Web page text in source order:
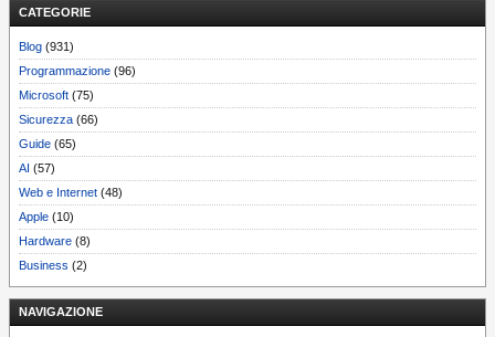
CATEGORIE
Blog (931)
Programmazione (96)
Microsoft (75)
Sicurezza (66)
Guide (65)
AI (57)
Web e Internet (48)
Apple (10)
Hardware (8)
Business (2)
NAVIGAZIONE